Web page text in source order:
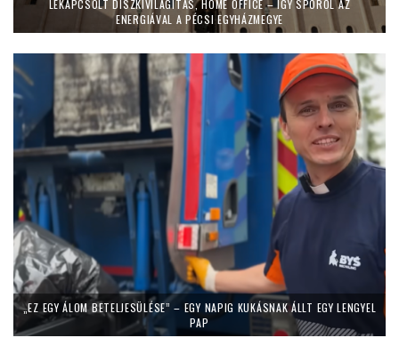
LEKAPCSOLT DÍSZKIVILÁGÍTÁS, HOME OFFICE – ÍGY SPÓROL AZ
ENERGIÁVAL A PÉCSI EGYHÁZMEGYE
„EZ EGY ÁLOM BETELJESÜLÉSE” – EGY NAPIG KUKÁSNAK ÁLLT EGY LENGYEL
PAP